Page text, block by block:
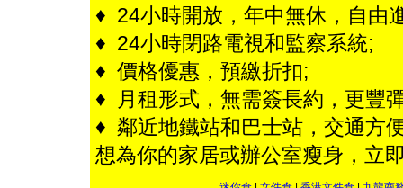
♦ 24小時開放，年中無休，自由
♦ 24小時閉路電視和監察系統;
♦ 價格優惠，預繳折扣;
♦ 月租形式，無需簽長約，更豐
♦ 鄰近地鐵站和巴士站，交通方
想為你的家居或辦公室瘦身，立